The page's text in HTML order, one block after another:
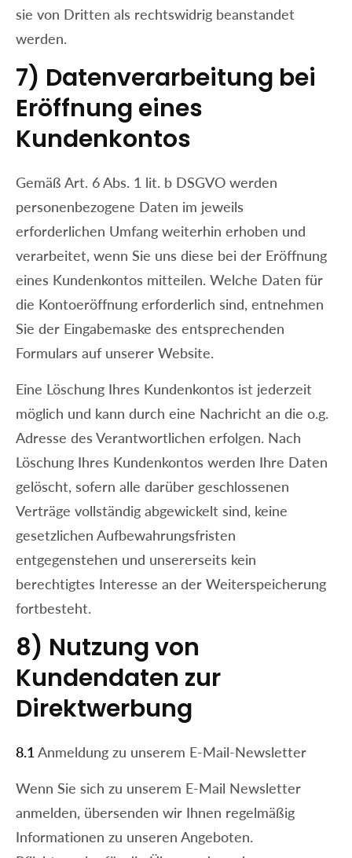
sie von Dritten als rechtswidrig beanstandet
werden.
7) Datenverarbeitung bei
Eröffnung eines
Kundenkontos
Gemäß Art. 6 Abs. 1 lit. b DSGVO werden
personenbezogene Daten im jeweils
erforderlichen Umfang weiterhin erhoben und
verarbeitet, wenn Sie uns diese bei der Eröffnung
eines Kundenkontos mitteilen. Welche Daten für
die Kontoeröffnung erforderlich sind, entnehmen
Sie der Eingabemaske des entsprechenden
Formulars auf unserer Website.
Eine Löschung Ihres Kundenkontos ist jederzeit
möglich und kann durch eine Nachricht an die o.g.
Adresse des Verantwortlichen erfolgen. Nach
Löschung Ihres Kundenkontos werden Ihre Daten
gelöscht, sofern alle darüber geschlossenen
Verträge vollständig abgewickelt sind, keine
gesetzlichen Aufbewahrungsfristen
entgegenstehen und unsererseits kein
berechtigtes Interesse an der Weiterspeicherung
fortbesteht.
8) Nutzung von
Kundendaten zur
Direktwerbung
8.1 Anmeldung zu unserem E-Mail-Newsletter
Wenn Sie sich zu unserem E-Mail Newsletter
anmelden, übersenden wir Ihnen regelmäßig
Informationen zu unseren Angeboten.